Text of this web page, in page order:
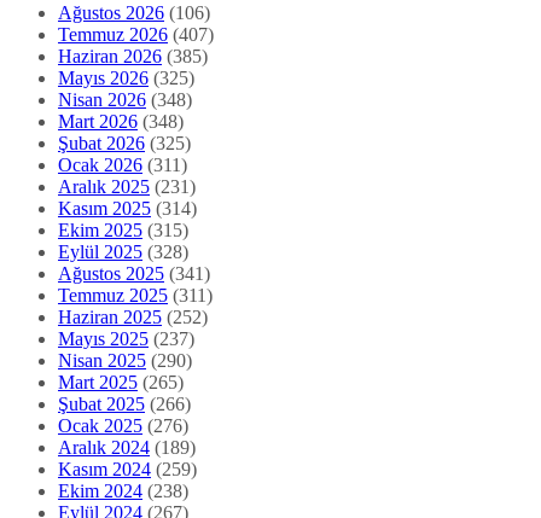
Ağustos 2026 (106)
Temmuz 2026 (407)
Haziran 2026 (385)
Mayıs 2026 (325)
Nisan 2026 (348)
Mart 2026 (348)
Şubat 2026 (325)
Ocak 2026 (311)
Aralık 2025 (231)
Kasım 2025 (314)
Ekim 2025 (315)
Eylül 2025 (328)
Ağustos 2025 (341)
Temmuz 2025 (311)
Haziran 2025 (252)
Mayıs 2025 (237)
Nisan 2025 (290)
Mart 2025 (265)
Şubat 2025 (266)
Ocak 2025 (276)
Aralık 2024 (189)
Kasım 2024 (259)
Ekim 2024 (238)
Eylül 2024 (267)